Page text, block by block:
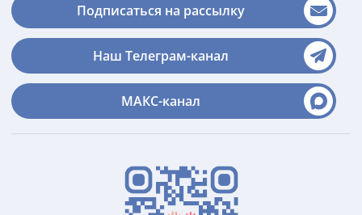
Подписаться на рассылку
Наш Телеграм-канал
МАКС-канал